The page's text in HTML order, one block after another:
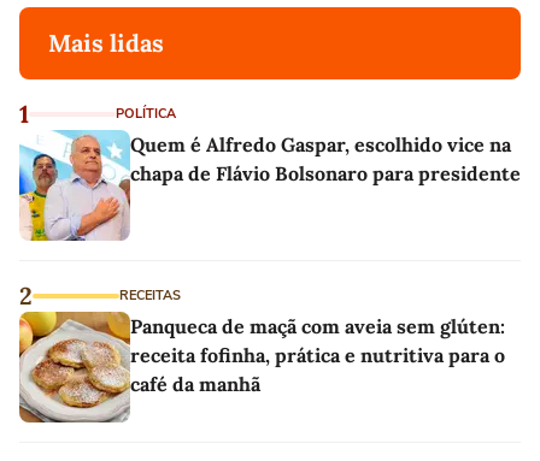
Mais lidas
1 POLÍTICA
Quem é Alfredo Gaspar, escolhido vice na
chapa de Flávio Bolsonaro para presidente
2 RECEITAS
Panqueca de maçã com aveia sem glúten:
receita fofinha, prática e nutritiva para o
café da manhã